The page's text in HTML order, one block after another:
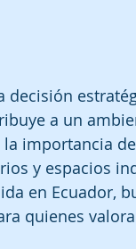
a un
la importancia
y espacios
en Ecuador,
quienes